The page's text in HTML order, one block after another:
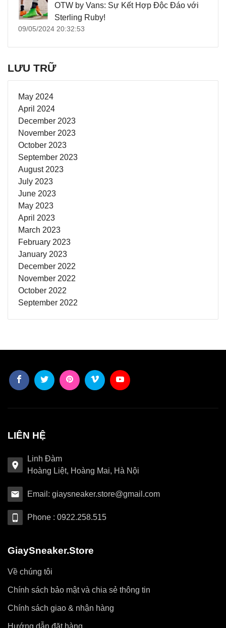
OTW by Vans: Sự Kết Hợp Độc Đáo với
Sterling Ruby!
09/05/2024 20:32:53
LƯU TRỮ
May 2024
April 2024
December 2023
November 2023
October 2023
September 2023
August 2023
July 2023
June 2023
May 2023
April 2023
March 2023
February 2023
January 2023
December 2022
November 2022
October 2022
September 2022
LIÊN HỆ
Linh Đàm
Hoàng Liệt, Hoàng Mai, Hà Nội
Email: giaysneaker.store@gmail.com
Phone : 0922.258.515
GiaySneaker.Store
Về chúng tôi
Chính sách bảo mật và chia sẻ thông tin
Chính sách giao & nhận hàng
Hướng dẫn đặt hàng